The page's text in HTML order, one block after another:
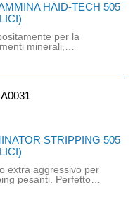
HAID-TECH 505
per la
minerali,
di gran
pad di lavaggio.
combinazione
differenziata
suzione dello
Conserva
allo strappo anche
STRIPPING 505
extra aggressivo per
Perfetto